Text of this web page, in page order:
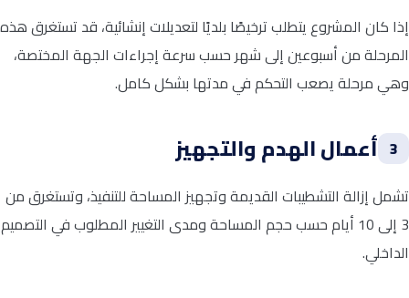
إذا كان المشروع يتطلب ترخيصًا بلديًا لتعديلات إنشائية، قد تستغرق هذه
المرحلة من أسبوعين إلى شهر حسب سرعة إجراءات الجهة المختصة،
وهي مرحلة يصعب التحكم في مدتها بشكل كامل.
3 أعمال الهدم والتجهيز
تشمل إزالة التشطيبات القديمة وتجهيز المساحة للتنفيذ، وتستغرق من
3 إلى 10 أيام حسب حجم المساحة ومدى التغيير المطلوب في التصميم
الداخلي.